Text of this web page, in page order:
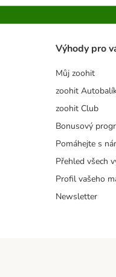
Výhody pro
Můj zoohit
zoohit
zoohit Club
Bonusový
Pomáhejte s
Přehled všech
Profil vašeho
Newsletter